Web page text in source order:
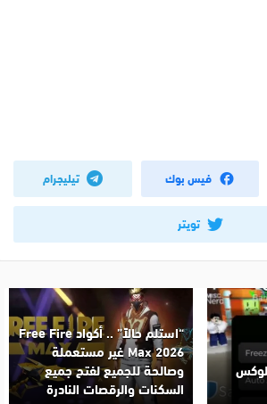
فيس بوك تيليجرام
تويتر
“استلم حالاً” .. أكواد Free Fire
Max 2026 غير مستعملة
وصالحة للجميع لفتح جميع
السكنات والرقصات النادرة